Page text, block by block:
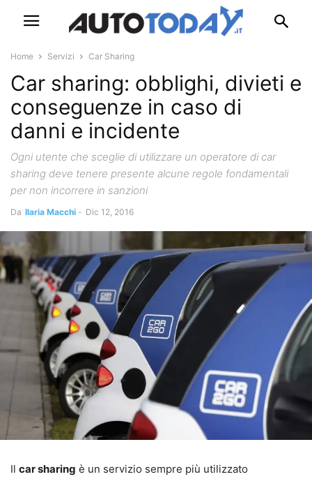
Home Servizi Car Sharing
Car sharing: obblighi, divieti e
conseguenze in caso di
danni e incidente
Ogni utente che sceglie di utilizzare un operatore di car
sharing deve tenere presente alcune regole fondamentali
per non incorrere in sanzioni
Da Ilaria Macchi - Dic 12, 2016
Il car sharing è un servizio sempre più utilizzato